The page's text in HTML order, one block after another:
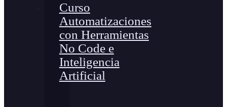
Curso
Automatizaciones
con Herramientas
No Code e
Inteligencia
Artificial